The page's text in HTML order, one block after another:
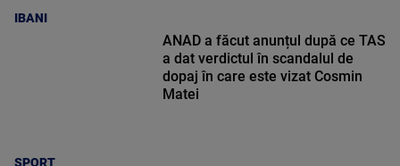
IBANI
SPORT
ANAD a făcut anunțul după ce TAS
a dat verdictul în scandalul de
dopaj în care este vizat Cosmin
Matei